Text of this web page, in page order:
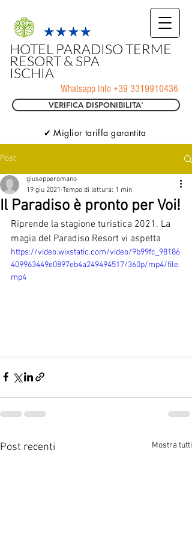
HOTEL PARADISO TERME
RESORT & SPA
ISCHIA
VERIFICA DISPONIBILITA'
Whatsapp Info +39 3319910436
✔ Miglior tariffa garantita
Post
Il Paradiso è pronto per Voi!
giusepperomano
19 giu 2021 Tempo di lettura: 1 min
Riprende la stagione turistica 2021. La
magia del Paradiso Resort vi aspetta
https://video.wixstatic.com/video/9b99fc_98186
409963449e0897eb4a249494517/360p/mp4/file.
mp4
Post recenti Mostra tutti